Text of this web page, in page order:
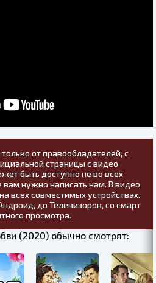
от правообладателей, с
страницы с видео
быть доступно не во всех
вам нужно написать нам. В видео
всех совместимых устройствах.
до Телевизоров, со смарт
просмотра.
(2020) обычно смотрят: